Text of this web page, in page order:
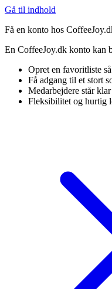
Gå til indhold
Få en konto hos
En CoffeeJoy.dk konto kan
Opret en favoritliste
Få adgang til et stort
Medarbejdere står
Fleksibilitet og hurtig